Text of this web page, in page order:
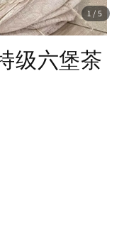
1 /5
级六堡茶